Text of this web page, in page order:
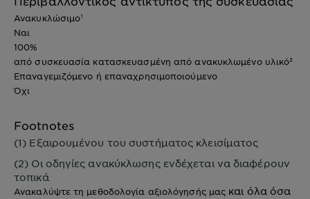
Ανακυκλώσιμο¹
Ναι
100%
από συσκευασία κατασκευασμένη από ανακυκλωμένο υλικό²
Επαναγεμιζόμενο ή επαναχρησιμοποιούμενο
Όχι
Footnotes
(1) Εξαιρουμένου του συστήματος κλεισίματος
(2) Οι οδηγίες ανακύκλωσης ενδέχεται να διαφέρουν
τοπικά
Ανακαλύψτε τη μεθοδολογία αξιολόγησής μας και όλα όσα